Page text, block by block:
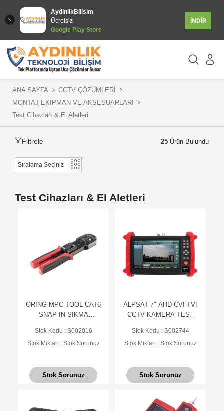
AydinlikBilisim
Ücretsiz
Google Play Store
İNDİR
ANA SAYFA
CCTV ÇÖZÜMLERİ
MONTAJ EKİPMAN VE AKSESUARLARI
Test Cihazları & El Aletleri
Filtrele 25 Ürün Bulundu
Test Cihazları & El Aletleri
ORİNG MPC-TOOL CAT6
SNAP IN SIKMA
Stok Kodu : S002016
Stok Miktarı : Stok Sorunuz
Stok Sorunuz
ALPSAT 7" AHD-CVI-TVI
CCTV KAMERA TEST
Stok Kodu : S002744
Stok Miktarı : Stok Sorunuz
Stok Sorunuz